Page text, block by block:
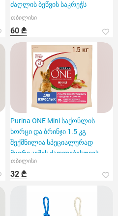
ძაღლის ბეწვის საკრეჭს
თბილისი
60 ₾
Purina ONE Mini საქონლის
ხორცი და ბრინჯი 1.5 კგ
შექმნილია სპეციალურად
მცირე ჯიშის ძაღლებისთვის
თბილისი
32 ₾